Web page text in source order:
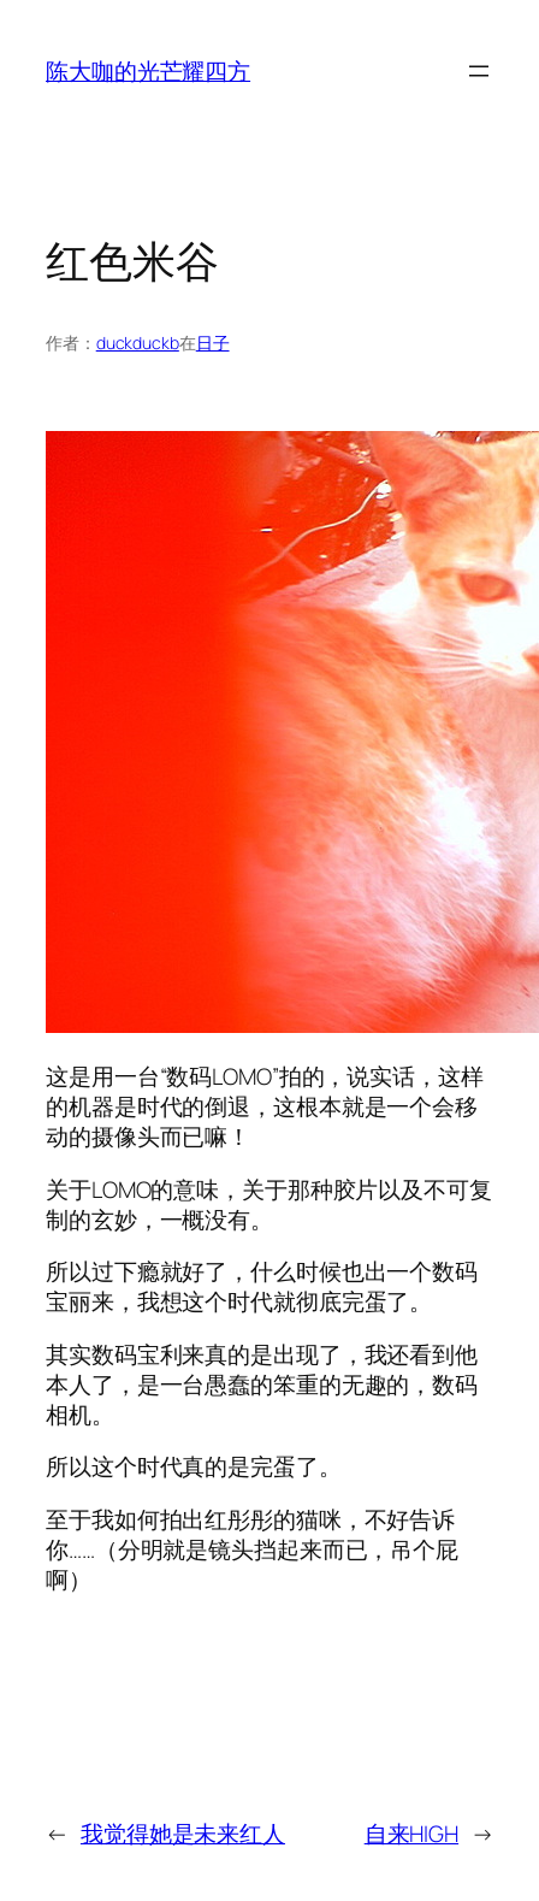
陈大咖的光芒耀四方
红色米谷
作者： duckduckb在日子
这是用一台“数码LOMO”拍的，说实话，这样
的机器是时代的倒退，这根本就是一个会移
动的摄像头而已嘛！
关于LOMO的意味，关于那种胶片以及不可复
制的玄妙，一概没有。
所以过下瘾就好了，什么时候也出一个数码
宝丽来，我想这个时代就彻底完蛋了。
其实数码宝利来真的是出现了，我还看到他
本人了，是一台愚蠢的笨重的无趣的，数码
相机。
所以这个时代真的是完蛋了。
至于我如何拍出红彤彤的猫咪，不好告诉
你……（分明就是镜头挡起来而已，吊个屁
啊）
← 我觉得她是未来红人 自来HIGH →